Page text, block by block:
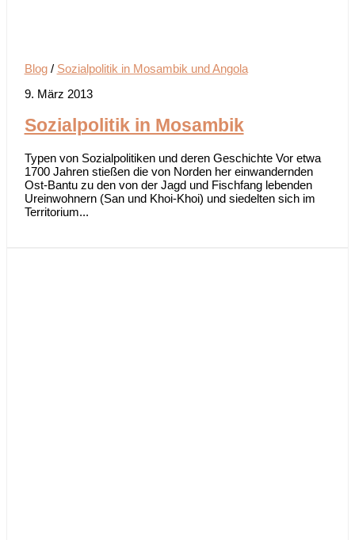
Blog/ Sozialpolitik in Mosambik und Angola
9. März 2013
Sozialpolitik in Mosambik
Typen von Sozialpolitiken und deren Geschichte Vor etwa
1700 Jahren stießen die von Norden her einwandernden
Ost-Bantu zu den von der Jagd und Fischfang lebenden
Ureinwohnern (San und Khoi-Khoi) und siedelten sich im
Territorium...